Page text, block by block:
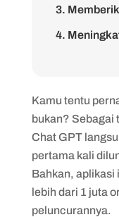
3.
4.
1. Cepat
3. Gratis
Kamu tentu
bukan? Sebagai
Chat GPT
pertama kali
Bahkan, aplikasi
lebih dari 1 juta
peluncurannya.